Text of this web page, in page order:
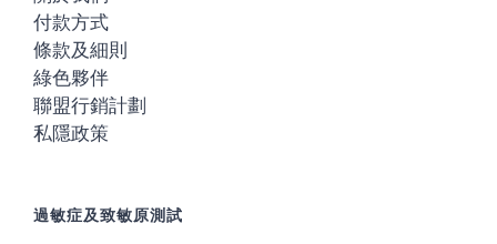
付款方式
條款及細則
綠色夥伴
聯盟行銷計劃
私隱政策
過敏症及致敏原測試